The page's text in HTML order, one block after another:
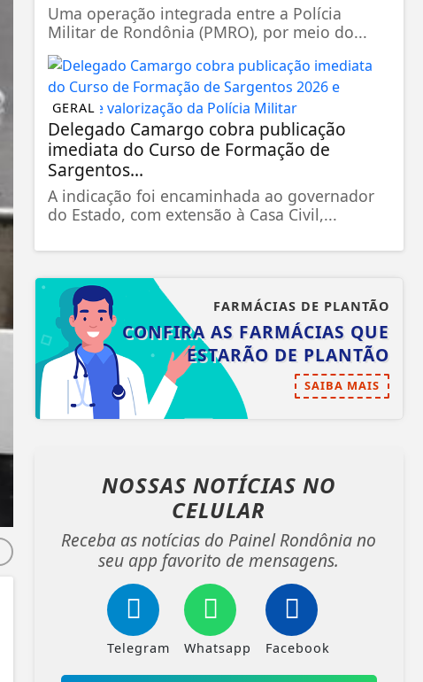
Uma operação integrada entre a Polícia
Militar de Rondônia (PMRO), por meio do...
GERAL
Delegado Camargo cobra publicação
imediata do Curso de Formação de
Sargentos...
A indicação foi encaminhada ao governador
do Estado, com extensão à Casa Civil,...
FARMÁCIAS DE PLANTÃO
CONFIRA AS FARMÁCIAS QUE
ESTARÃO DE PLANTÃO
SAIBA MAIS
NOSSAS NOTÍCIAS NO
CELULAR
Receba as notícias do Painel Rondônia no
seu app favorito de mensagens.
Telegram Whatsapp Facebook